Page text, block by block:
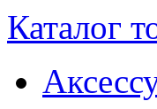
Каталог